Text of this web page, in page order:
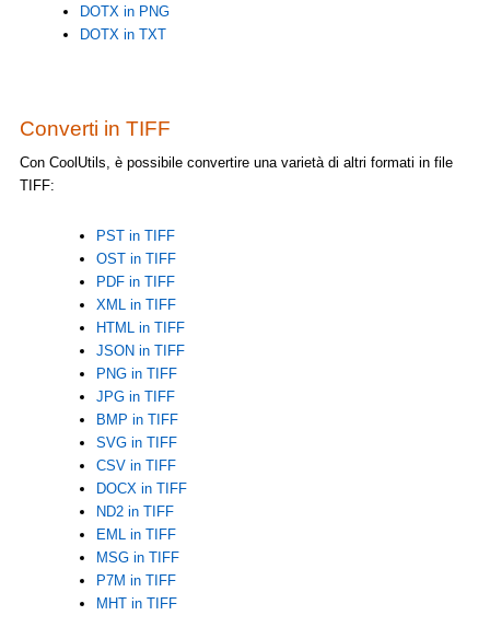
DOTX in PNG
DOTX in TXT
Converti in TIFF
Con CoolUtils, è possibile convertire una varietà di altri formati in file
TIFF:
PST in TIFF
OST in TIFF
PDF in TIFF
XML in TIFF
HTML in TIFF
JSON in TIFF
PNG in TIFF
JPG in TIFF
BMP in TIFF
SVG in TIFF
CSV in TIFF
DOCX in TIFF
ND2 in TIFF
EML in TIFF
MSG in TIFF
P7M in TIFF
MHT in TIFF